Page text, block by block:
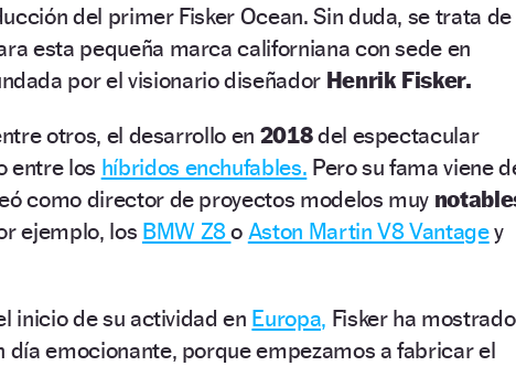
del primer Fisker Ocean. Sin duda, se trata de
esta pequeña marca californiana con sede en
por el visionario diseñador Henrik Fisker.
otros, el desarrollo en 2018del espectacular
entre los híbridos enchufables. Pero su fama viene
como director de proyectos modelos muy
ejemplo, los BMW Z8o Aston Martin V8 Vantagey
inicio de su actividad en Europa, Fisker ha mostrado
día emocionante, porque empezamos a fabricar el